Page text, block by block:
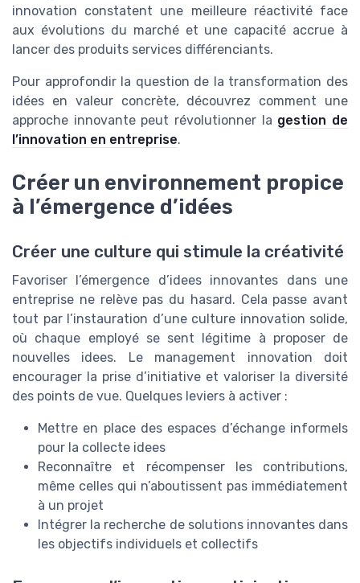
innovation constatent une meilleure réactivité face
aux évolutions du marché et une capacité accrue à
lancer des produits services différenciants.
Pour approfondir la question de la transformation des
idées en valeur concrète, découvrez comment une
approche innovante peut révolutionner la gestion de
l’innovation en entreprise.
Créer un environnement propice
à l’émergence d’idées
Créer une culture qui stimule la créativité
Favoriser l’émergence d’idees innovantes dans une
entreprise ne relève pas du hasard. Cela passe avant
tout par l’instauration d’une culture innovation solide,
où chaque employé se sent légitime à proposer de
nouvelles idees. Le management innovation doit
encourager la prise d’initiative et valoriser la diversité
des points de vue. Quelques leviers à activer :
Mettre en place des espaces d’échange informels
pour la collecte idees
Reconnaître et récompenser les contributions,
même celles qui n’aboutissent pas immédiatement
à un projet
Intégrer la recherche de solutions innovantes dans
les objectifs individuels et collectifs